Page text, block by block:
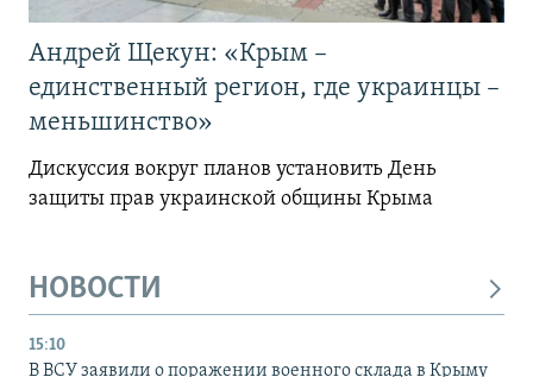
Андрей Щекун: «Крым –
единственный регион, где украинцы –
меньшинство»
Дискуссия вокруг планов установить День
защиты прав украинской общины Крыма
НОВОСТИ
15:10
В ВСУ заявили о поражении военного склада в Крыму